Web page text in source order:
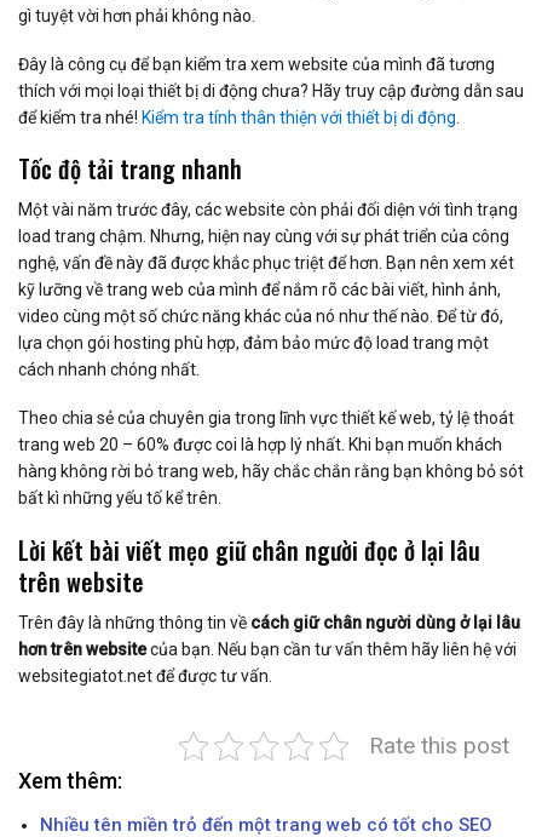
gì tuyệt vời hơn phải không nào.
Đây là công cụ để bạn kiểm tra xem website của mình đã tương
thích với mọi loại thiết bị di động chưa? Hãy truy cập đường dẫn sau
để kiểm tra nhé! Kiểm tra tính thân thiện với thiết bị di động
Tốc độ tải trang nhanh
Một vài năm trước đây, các website còn phải đối diện với tình trạng
load trang chậm. Nhưng, hiện nay cùng với sự phát triển của công
nghệ, vấn đề này đã được khắc phục triệt để hơn. Bạn nên xem xét
kỹ lưỡng về trang web của mình để nắm rõ các bài viết, hình ảnh,
video cùng một số chức năng khác của nó như thế nào. Để từ đó,
lựa chọn gói hosting phù hợp, đảm bảo mức độ load trang một
cách nhanh chóng nhất.
Theo chia sẻ của chuyên gia trong lĩnh vực thiết kế web, tỷ lệ thoát
trang web 20 – 60% được coi là hợp lý nhất. Khi bạn muốn khách
hàng không rời bỏ trang web, hãy chắc chắn rằng bạn không bỏ sót
bất kì những yếu tố kể trên.
Lời kết bài viết mẹo giữ chân người đọc ở lại lâu
trên website
Trên đây là những thông tin về cách giữ chân người dùng ở lại lâu
hơn trên websitecủa bạn. Nếu bạn cần tư vấn thêm hãy liên hệ với
websitegiatot.net để được tư vấn.
Rate this post
Xem thêm:
Nhiều tên miền trỏ đến một trang web có tốt cho SEO